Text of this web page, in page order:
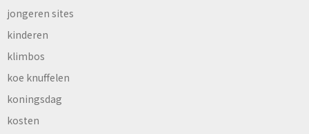
jongeren sites
kinderen
klimbos
koe knuffelen
koningsdag
kosten